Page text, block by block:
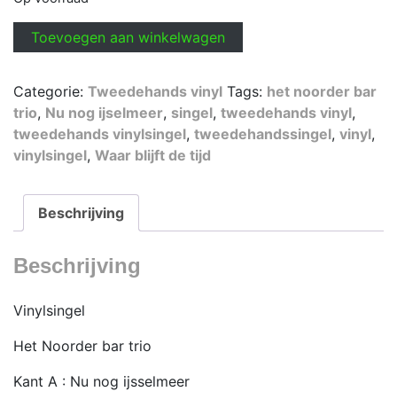
Het
Noorder
trio
-
Nu
nog
aantal
Toevoegen aan winkelwagen
Categorie: Tweedehands vinyl Tags: het noorder bar
trio, Nu nog ijselmeer, singel, tweedehands vinyl,
tweedehands vinylsingel, tweedehandssingel, vinyl,
vinylsingel, Waar blijft de tijd
Beschrijving
Beschrijving
Vinylsingel
Het Noorder bar trio
Kant A : Nu nog ijsselmeer